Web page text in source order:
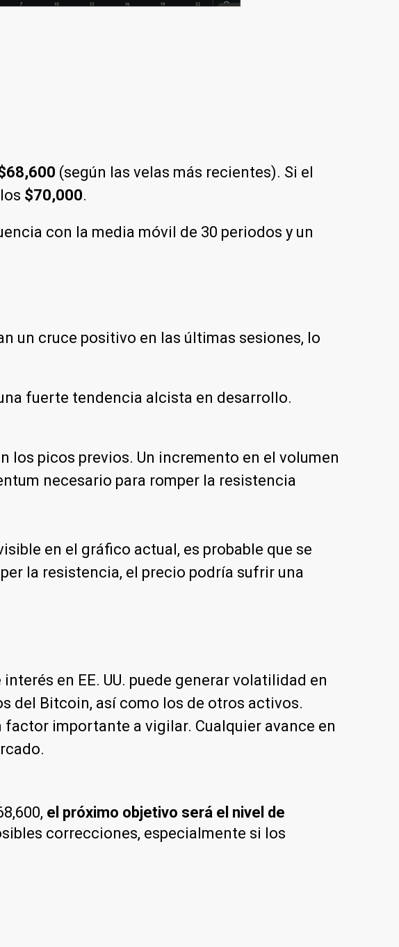
(según las velas más recientes). Si el
$70,000.
con la media móvil de 30 periodos y un
un cruce positivo en las últimas sesiones, lo
fuerte tendencia alcista en desarrollo.
los picos previos. Un incremento en el volumen
necesario para romper la resistencia
en el gráfico actual, es probable que se
la resistencia, el precio podría sufrir una
en EE. UU. puede generar volatilidad en
del Bitcoin, así como los de otros activos.
importante a vigilar. Cualquier avance en
el próximo objetivo será el nivel de
correcciones, especialmente si los